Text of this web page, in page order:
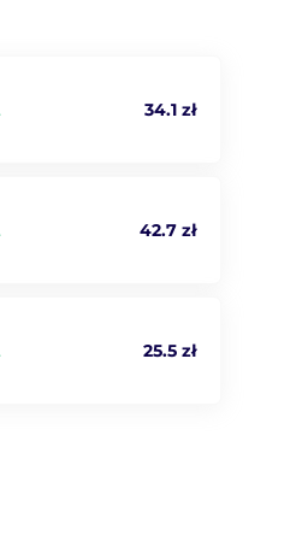
34.1 zł
42.7 zł
25.5 zł